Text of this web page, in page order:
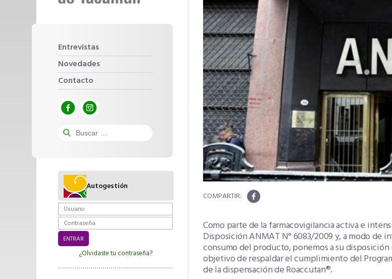
Entrevistas
Novedades
Contacto
Autogestión
¿Olvidaste tu contraseña?
Como parte de la farmacovigilancia activa e
Disposición ANMAT N° 6083/2009 y, a modo de
consumo del producto, ponemos a su disposición
objetivo de respaldar el cumplimiento del
de la dispensación de Roaccutan®.